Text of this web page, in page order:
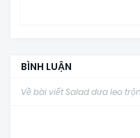
BÌNH LUẬN
Về bài viết Salad dưa leo